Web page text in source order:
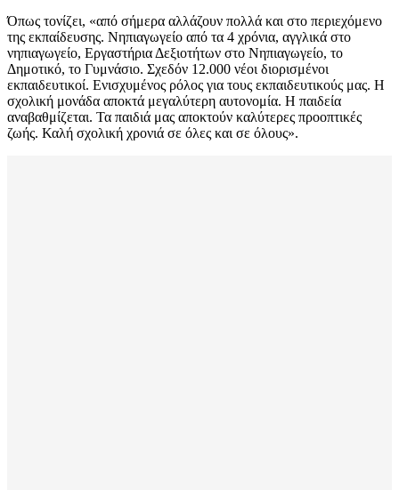
Όπως τονίζει, «από σήμερα αλλάζουν πολλά και στο περιεχόμενο
της εκπαίδευσης. Νηπιαγωγείο από τα 4 χρόνια, αγγλικά στο
νηπιαγωγείο, Εργαστήρια Δεξιοτήτων στο Νηπιαγωγείο, το
Δημοτικό, το Γυμνάσιο. Σχεδόν 12.000 νέοι διορισμένοι
εκπαιδευτικοί. Ενισχυμένος ρόλος για τους εκπαιδευτικούς μας. Η
σχολική μονάδα αποκτά μεγαλύτερη αυτονομία. Η παιδεία
αναβαθμίζεται. Τα παιδιά μας αποκτούν καλύτερες προοπτικές
ζωής. Καλή σχολική χρονιά σε όλες και σε όλους».